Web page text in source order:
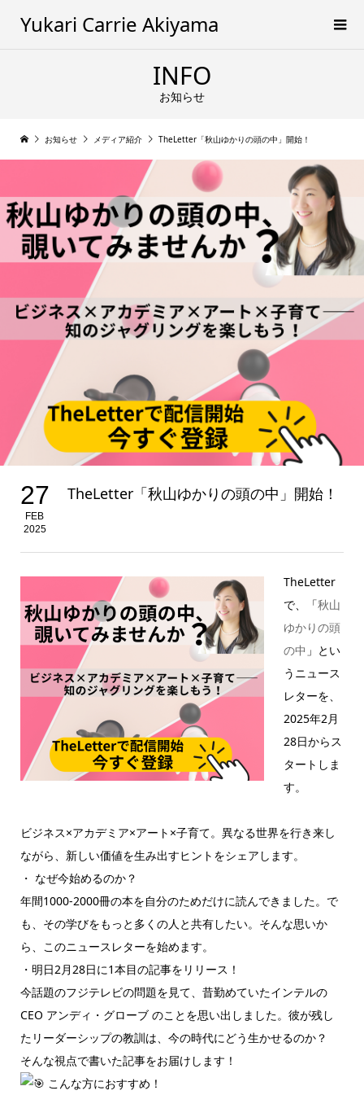
Yukari Carrie Akiyama
INFO
お知らせ
お知らせ メディア紹介 TheLetter「秋山ゆかりの頭の中」開始！
27
FEB
2025
TheLetter「秋山ゆかりの頭の中」開始！
TheLetter
で、「秋山
ゆかりの頭
の中 」とい
うニュース
レターを、
2025年2月
28日からス
タートしま
す。
ビジネス×アカデミア×アート×子育て。異なる世界を行き来し
ながら、新しい価値を生み出すヒントをシェアします。
・ なぜ今始めるのか？
年間1000-2000冊の本を自分のためだけに読んできました。で
も、その学びをもっと多くの人と共有したい。そんな思いか
ら、このニュースレターを始めます。
・明日2月28日に1本目の記事をリリース！
今話題のフジテレビの問題を見て、昔勤めていたインテルの
CEO アンディ・グローブ のことを思い出しました。彼が残し
たリーダーシップの教訓は、今の時代にどう生かせるのか？
そんな視点で書いた記事をお届けします！
こんな方におすすめ！